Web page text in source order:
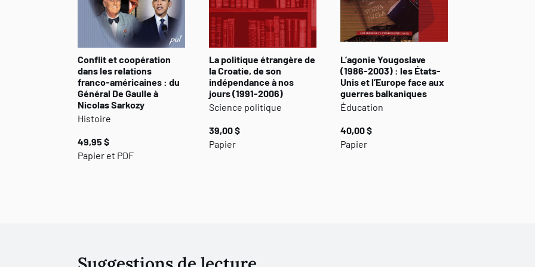
», leurs apparitions, leurs enchaînements et leurs
autorité et conviction, montre quel degré de complexité
»
Conflit et coopération
dans les relations
franco-américaines : du
Général De Gaulle à
Nicolas Sarkozy
Histoire
49,95 $
Papier et PDF
La politique étrangère de
la Croatie, de son
indépendance à nos
jours (1991-2006)
Science politique
39,00 $
Papier
L’agonie Yougoslave
(1986-2003) : les États-
Unis et l’Europe face aux
guerres balkaniques
Éducation
40,00 $
Papier